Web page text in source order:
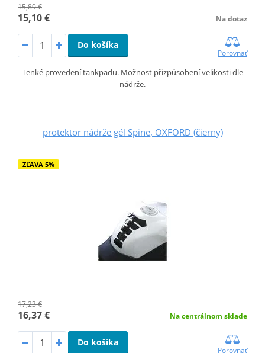
15,89 €
15,10 € Na dotaz
Do košíka
Porovnať
Tenké provedení tankpadu. Možnost přizpůsobení velikosti dle
nádrže.
protektor nádrže gél Spine, OXFORD (čierny)
ZĽAVA 5%
17,23 €
16,37 € Na centrálnom sklade
Do košíka
Porovnať